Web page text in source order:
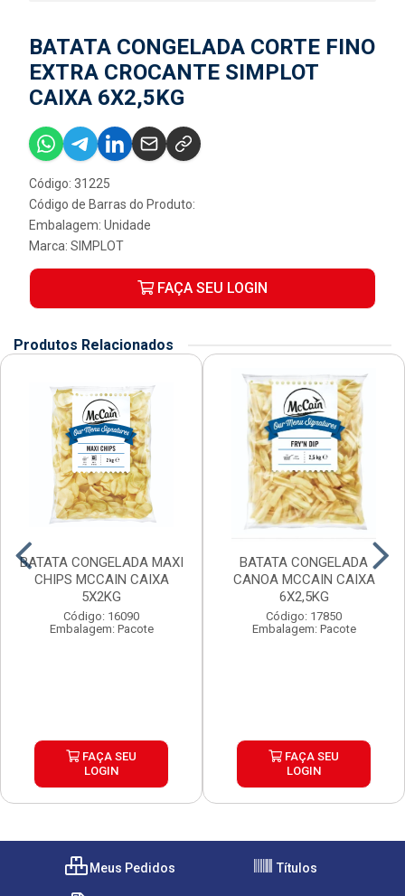
BATATA CONGELADA CORTE FINO
EXTRA CROCANTE SIMPLOT
CAIXA 6X2,5KG
Código: 31225
Código de Barras do Produto:
Embalagem: Unidade
Marca: SIMPLOT
FAÇA SEU LOGIN
Produtos Relacionados
BATATA CONGELADA MAXI
CHIPS MCCAIN CAIXA
5X2KG
Código: 16090
Embalagem: Pacote
FAÇA SEU
LOGIN
BATATA CONGELADA
CANOA MCCAIN CAIXA
6X2,5KG
Código: 17850
Embalagem: Pacote
FAÇA SEU
LOGIN
Meus Pedidos Títulos